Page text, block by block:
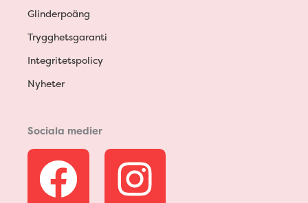
Glinderpoäng
Trygghetsgaranti
Integritetspolicy
Nyheter
Sociala medier
F I